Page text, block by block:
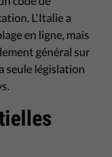
L'Italie a
en ligne, mais
général sur
seule législation